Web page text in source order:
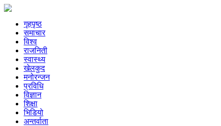
गृहपृष्ठ
समाचार
विश्व
राजनिती
स्वास्थ्य
खेलकुद
मनोरन्जन
प्रविधि
विज्ञान
शिक्षा
भिडियो
अन्तर्वाता